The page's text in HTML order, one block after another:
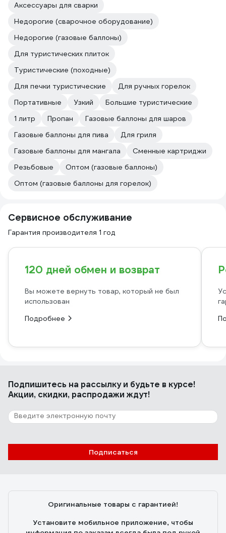
Аксессуары для сварки
Недорогие (сварочное оборудование)
Недорогие (газовые баллоны)
Для туристических плиток
Туристические (походные)
Для печки туристические
Для ручных горелок
Портативные
Узкий
Большие туристические
1 литр
Пропан
Газовые баллоны для шаров
Газовые баллоны для пива
Для гриля
Газовые баллоны для мангала
Сменные картриджи
Резьбовые
Оптом (газовые баллоны)
Оптом (газовые баллоны для горелок)
Сервисное обслуживание
Гарантия производителя 1 год
120 дней обмен и возврат
Вы можете вернуть товар, который не был
использован
Подробнее
Подпишитесь на рассылкуи будьте в курсе!
Акции, скидки, распродажи ждут!
Подписаться
Оригинальные товары с гарантией!
Установите мобильное приложение, чтобы